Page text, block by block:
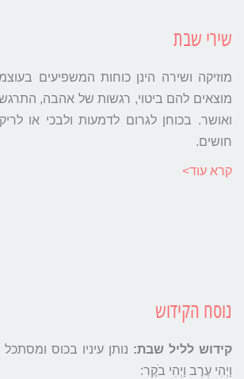
שירי שבת
מוזיקה ושירה הינן כוחות המשפיעים
מוצאים להם ביטוי, רגשות של אהבה,
ואושר. בכוחן לגרום לדמעות ולבכי או
חושים.
קרא עוד>
נוסח הקידוש
קידוש לליל שבת: נותן עיניו בכוס
וַיְהִי עֶרֶב וַיְהִי בֹקֶר: